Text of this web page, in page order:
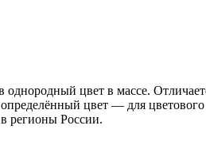
цвет в массе.
цвет — для
регионы России.